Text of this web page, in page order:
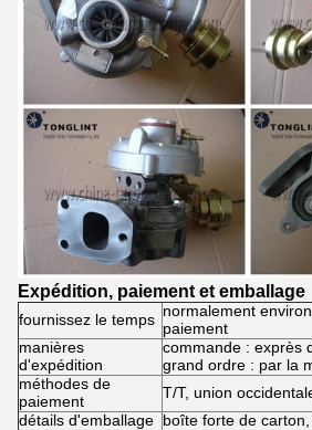
Expédition, paiement et emballage
fournissez le temps normalement
paiement
manières
d'expédition
commande : exprès
grand ordre : par la
méthodes de
paiement
T/T, union
détails d'emballage boîte forte de